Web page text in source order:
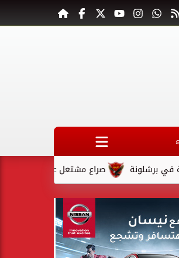
صراع مشتعل على المقعد الأخير في كأس